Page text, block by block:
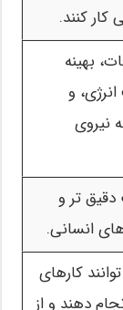
کنند.
بهینه
و
نیروی
تر و
انسانی.
کارهای
دهند و از